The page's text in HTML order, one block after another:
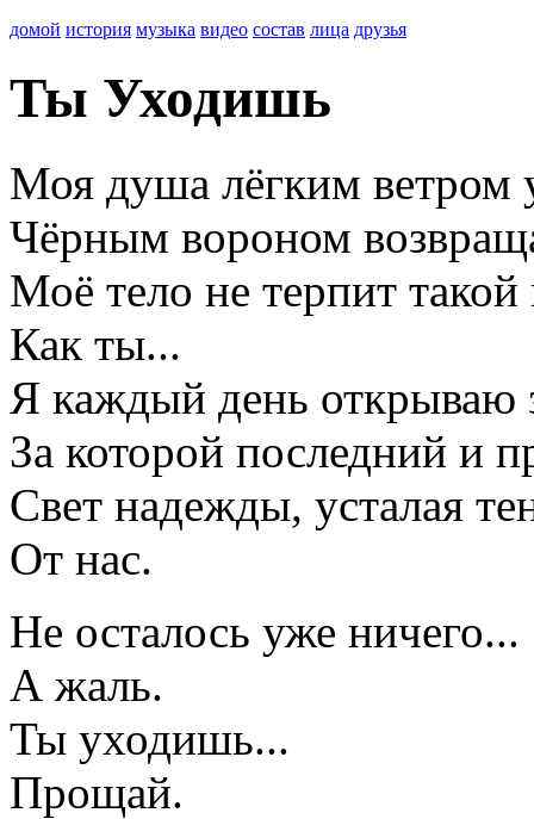
домой история музыка видео состав лица друзья
Ты Уходишь
Моя душа лёгким ветром
Чёрным вороном
Моё тело не терпит такой
Как ты...
Я каждый день открываю
За которой последний и
Свет надежды, усталая
От нас.
Не осталось уже ничего...
А жаль.
Ты уходишь...
Прощай.